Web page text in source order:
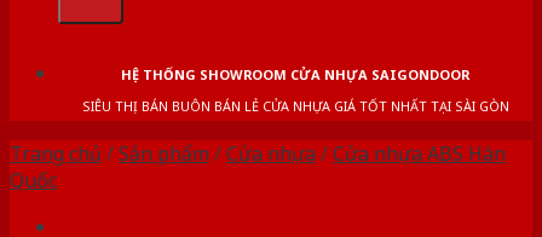
HỆ THỐNG SHOWROOM CỬA NHỰA SAIGONDOOR
SIÊU THỊ BÁN BUÔN BÁN LẺ CỬA NHỰA GIÁ TỐT NHẤT TẠI SÀI GÒN
Trang chủ /Sản phẩm /Cửa nhựa /Cửa nhựa ABS Hàn
Quốc